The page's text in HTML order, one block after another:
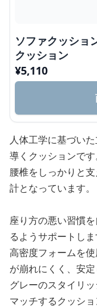
ソファクッショ
クッション
¥5,110
人体工学に基づい
導くクッションです
腰椎をしっかりと
計となっています。
座り方の悪い習慣
るようサポートしま
高密度フォームを
が崩れにくく、安
グレーのスタイリ
マッチするクッショ